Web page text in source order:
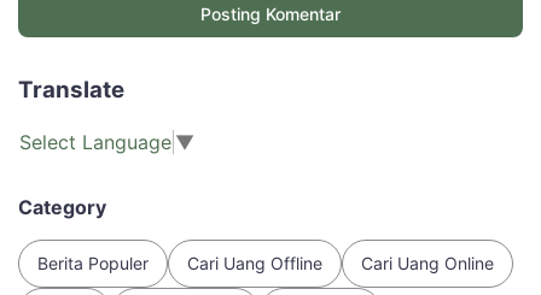
Posting Komentar
Translate
Select Language ▼
Category
Berita Populer Cari Uang Offline Cari Uang Online